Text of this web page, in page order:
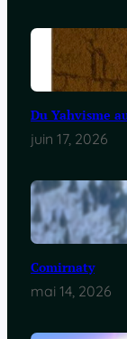
Du Yahvisme
juin 17, 2026
Comirnaty
mai 14, 2026